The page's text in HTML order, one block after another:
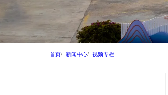
首页 新闻中心 视频专栏